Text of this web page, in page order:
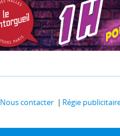
Nous contacter Régie